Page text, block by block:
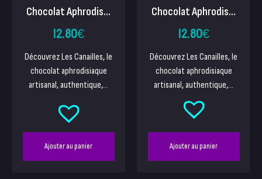
Chocolat Aphrodis...
12.80€
Découvrez Les Canailles, le
chocolat aphrodisiaque
artisanal, authentique,...
Ajouter au panier
Chocolat Aphrodis...
12.80€
Découvrez Les Canailles, le
chocolat aphrodisiaque
artisanal, authentique,...
Ajouter au panier